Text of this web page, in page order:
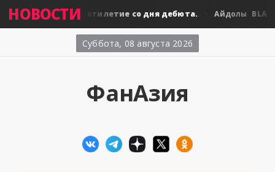
НОВОСТИ
BLACKPINK: десятилетие со дня дебюта. Айдолы
Суббота, 08 августа 2026
ФанАзия